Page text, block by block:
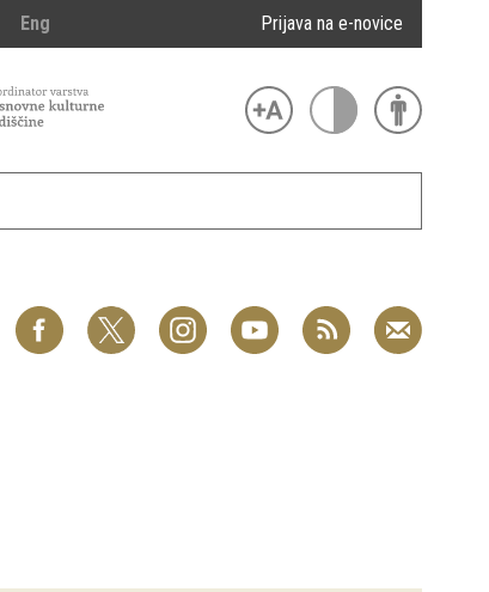
Eng Prijava na e-novice